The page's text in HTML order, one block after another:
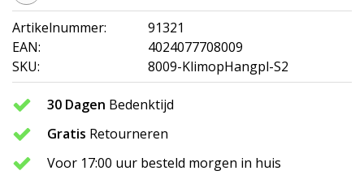
Artikelnummer:
91321
EAN:
4024077708009
SKU:
8009-KlimopHangpl-S2
30 Dagen Bedenktijd
Gratis Retourneren
Voor 17:00 uur besteld morgen in huis